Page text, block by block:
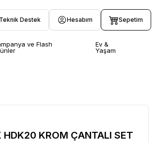
Teknik Destek Hesabım Sepetim
ve Flash
Ev &
Yaşam
HDK20 KROM ÇANTALI SET